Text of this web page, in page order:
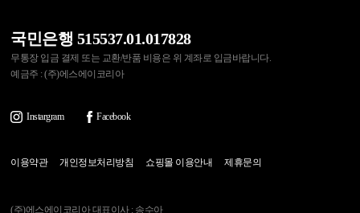
국민은행 515537.01.017828
무통장 입금 결제 또는 교환/반품 비용은 위 계좌로 입금바랍니다.
예금주 : (주)에스에이코리아
Instargram Facebook
이용약관 개인정보처리방침 쇼핑몰 이용안내 제휴문의
(주)에스에이코리아 대표이사 : 송수아